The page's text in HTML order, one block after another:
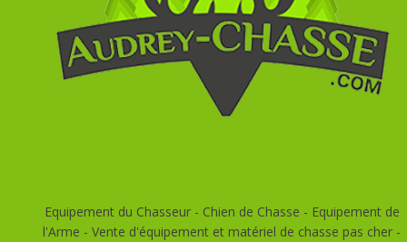
Equipement du Chasseur - Chien de Chasse - Equipement de
l'Arme - Vente d'équipement et matériel de chasse pas cher -